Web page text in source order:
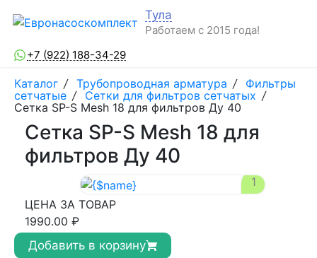
Тула
Работаем с 2015 года!
+7 (922) 188-34-29
Каталог / Трубопроводная арматура / Фильтры
сетчатые / Сетки для фильтров сетчатых /
Сетка SP-S Mesh 18 для фильтров Ду 40
Сетка SP-S Mesh 18 для
фильтров Ду 40
1
ЦЕНА ЗА ТОВАР
1990.00 ₽
Добавить в корзину